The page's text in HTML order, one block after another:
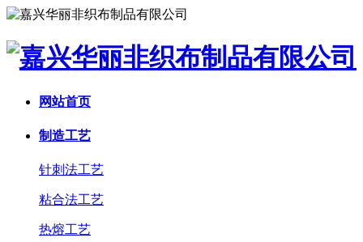
网站首页
制造工艺
针刺法工艺
粘合法工艺
热熔工艺